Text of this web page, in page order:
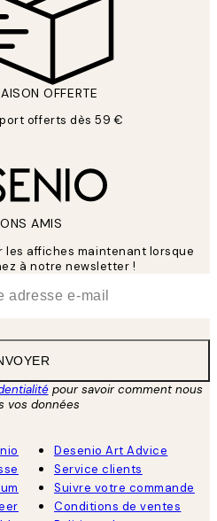
OFFERTE
offerts dès 59 €
AMIS
les affiches maintenant lorsque
à notre newsletter !
pour savoir comment nous
vos données
Desenio Art Advice
Service clients
Suivre votre commande
Conditions de ventes